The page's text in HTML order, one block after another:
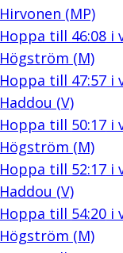
Hirvonen (MP)
Hoppa till 46:08i
Högström (M)
Hoppa till 47:57i
Haddou (V)
Hoppa till 50:17i
Högström (M)
Hoppa till 52:17i
Haddou (V)
Hoppa till 54:20i
Högström (M)